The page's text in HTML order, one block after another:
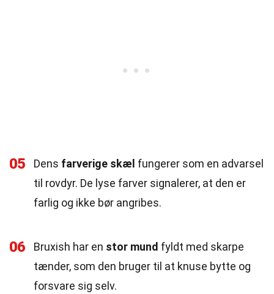
05 Dens farverige skæl fungerer som en advarsel
til rovdyr. De lyse farver signalerer, at den er
farlig og ikke bør angribes.
06 Bruxish har en stor mund fyldt med skarpe
tænder, som den bruger til at knuse bytte og
forsvare sig selv.